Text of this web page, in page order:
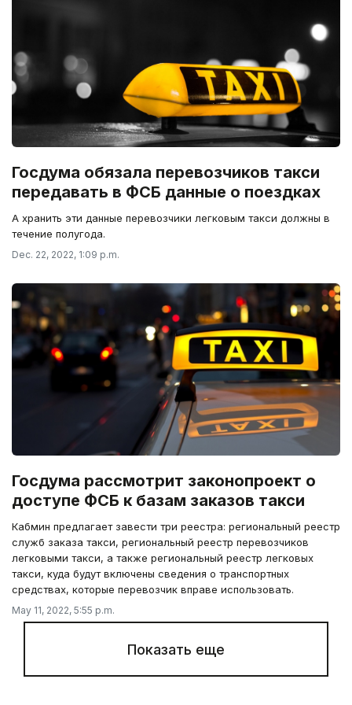
Госдума обязала перевозчиков такси
передавать в ФСБ данные о поездках
А хранить эти данные перевозчики легковым такси должны в
течение полугода.
Dec. 22, 2022, 1:09 p.m.
Госдума рассмотрит законопроект о
доступе ФСБ к базам заказов такси
Кабмин предлагает завести три реестра: региональный реестр
служб заказа такси, региональный реестр перевозчиков
легковыми такси, а также региональный реестр легковых
такси, куда будут включены сведения о транспортных
средствах, которые перевозчик вправе использовать.
May 11, 2022, 5:55 p.m.
Показать еще